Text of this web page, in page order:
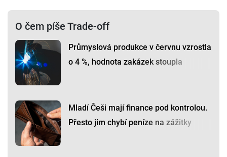
O čem píše Trade-off
Průmyslová produkce v červnu vzrostla
o 4 %, hodnota zakázek stoupla
Mladí Češi mají finance pod kontrolou.
Přesto jim chybí peníze na zážitky